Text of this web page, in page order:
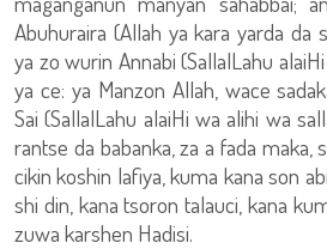
Abuhuraira (Allah ya kara yarda da
ya zo wurin Annabi (SallalLahu
ya ce: ya Manzon Allah, wace
Sai (SallalLahu alaiHi wa alihi wa
rantse da babanka, za a fada maka,
cikin koshin lafiya, kuma kana son
shi din, kana tsoron talauci, kana
zuwa karshen Hadisi.